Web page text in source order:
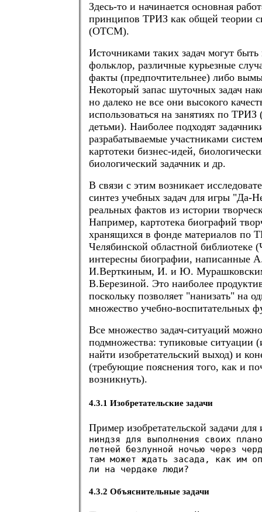
Здесь-то и начинается основная
принципов ТРИЗ как общей теории
(ОТСМ).
Источниками таких задач могут
фольклор, различные курьезные
факты (предпочтительнее) либо
Некоторый запас шуточных задач
но далеко не все они высокого
использоваться на занятиях по ТРИЗ
детьми). Наиболее подходят
разрабатываемые участниками
картотеки бизнес-идей,
биологический задачник и др.
В связи с этим возникает
синтез учебных задач для игры "Да-
реальных фактов из истории
Например, картотека биографий
хранящихся в фонде материалов по
Челябинской областной
интересны биографии, написанные
И.Верткиным, И. и Ю.
В.Березиной. Это наиболее
поскольку позволяет "нанизать" на
множество учебно-воспитательных
Все множество задач-ситуаций
подмножества: тупиковые ситуации
найти изобретательский выход) и
(требующие пояснения того, как и
возникнуть).
4.3.1 Изобретательские задачи
Пример изобретательской задачи
ниндзя для выполнения своих
летней безлунной ночью через
там может ждать засада, как им
ли на чердаке люди?
4.3.2 Объяснительные задачи